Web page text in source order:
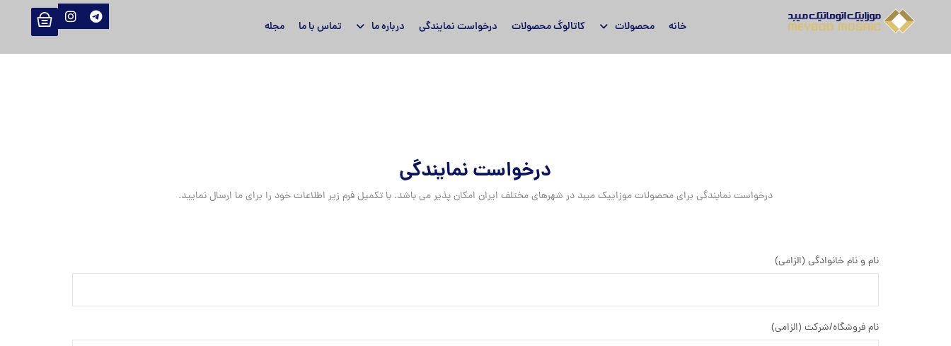
خانه محصولات کاتالوگ محصولات درخواست نمایندگی درباره ما تماس با ما مجله
درخواست نمایندگی
درخواست نمایندگی برای محصولات موزاییک میبد در شهرهای مختلف ایران امکان پذیر می باشد. با تکمیل فرم زیر اطلاعات خود را برای ما ارسال نمایید.
نام و نام خانوادگی (الزامی)
نام فروشگاه/شرکت (الزامی)